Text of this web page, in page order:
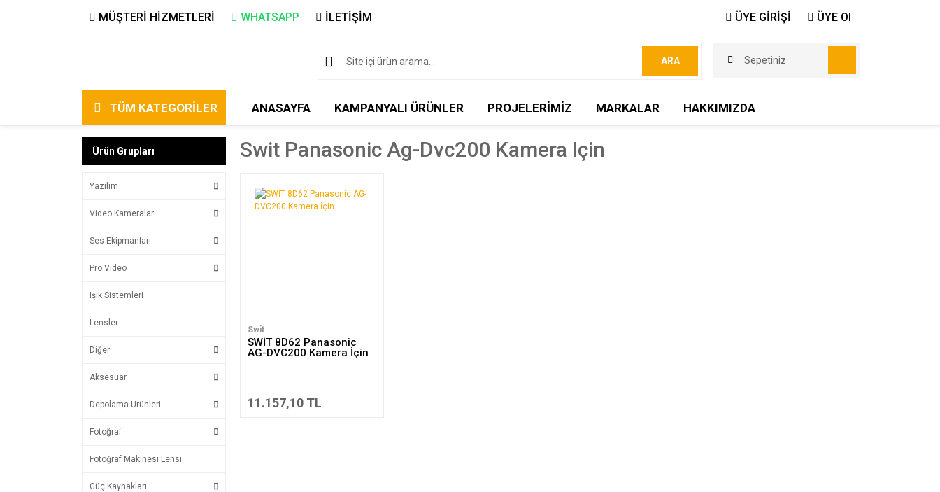
MÜŞTERİ HİZMETLERİ WHATSAPP İLETİŞİM ÜYE GİRİŞİ ÜYE Ol
ARA Sepetiniz
TÜM KATEGORİLER ANASAYFA KAMPANYALI ÜRÜNLER PROJELERİMİZ MARKALAR HAKKIMIZDA
Ürün Grupları
Yazılım
Video Kameralar
Ses Ekipmanları
Pro Video
Işık Sistemleri
Lensler
Diğer
Aksesuar
Depolama Ürünleri
Fotoğraf
Fotoğraf Makinesi Lensi
Güç Kaynakları
Swit Panasonic Ag-Dvc200 Kamera Için
Swit
SWİT 8D62 Panasonic
AG-DVC200 Kamera İçin
11.157,10 TL